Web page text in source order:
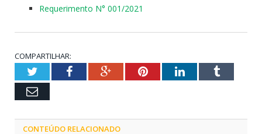
Requerimento N° 001/2021
COMPARTILHAR:
TwitterFacebookGoogle+PinterestLinkedInTumblr
Email
CONTEÚDO RELACIONADO